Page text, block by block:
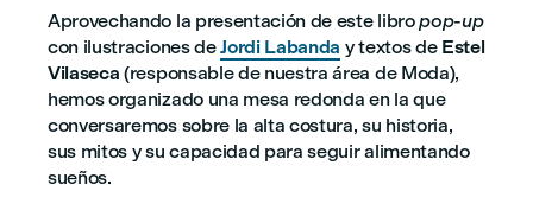
Aprovechando la presentación de este libropop-up
con ilustraciones deJordi Labanda y textos de Estel
Vilaseca (responsable de nuestra área de Moda),
hemos organizado una mesa redonda en la que
conversaremos sobre la alta costura, su historia,
sus mitos y su capacidad para seguir alimentando
sueños.